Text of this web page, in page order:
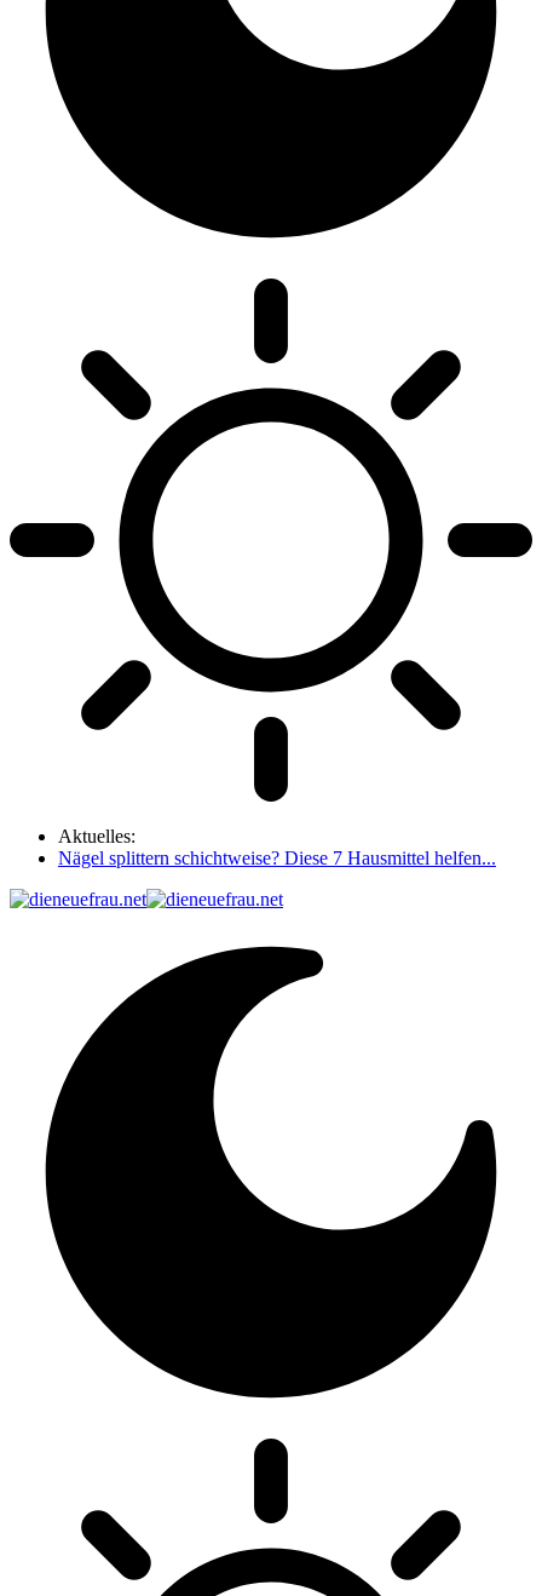
Aktuelles:
Nägel splittern schichtweise? Diese 7 Hausmittel helfen...